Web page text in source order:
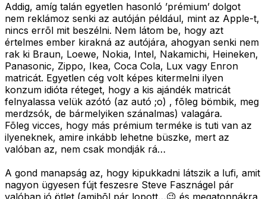
Addig, amíg talán egyetlen hasonló ’prémium’ dolgot
nem reklámoz senki az autóján például, mint az Apple-t,
nincs errõl mit beszélni. Nem látom be, hogy azt
értelmes ember kirakná az autójára, ahogyan senki nem
rak ki Braun, Loewe, Nokia, Intel, Nakamichi, Heineken,
Panasonic, Zippo, Ikea, Coca Cola, Lux vagy Enron
matricát. Egyetlen cég volt képes kitermelni ilyen
konzum idióta réteget, hogy a kis ajándék matricát
felnyalassa velük azótó (az autó ;o) , fõleg bömbik, meg
merdzsók, de bármelyiken szánalmas) valagára.
Fõleg vicces, hogy más prémium terméke is tuti van az
ilyeneknek, amire inkább lehetne büszke, mert az
valóban az, nem csak mondják rá…
A gond manapság az, hogy kipukkadni látszik a lufi, amit
nagyon ügyesen fújt feszesre Steve Fasznágel pár